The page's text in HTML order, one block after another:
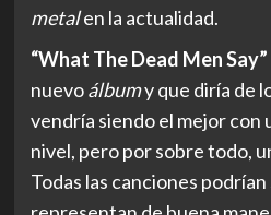
metalen la actualidad.
“What The Dead Men Say”
nuevoálbumy que diría de
vendría siendo el mejor con
nivel, pero por sobre todo,
Todas las canciones podrían